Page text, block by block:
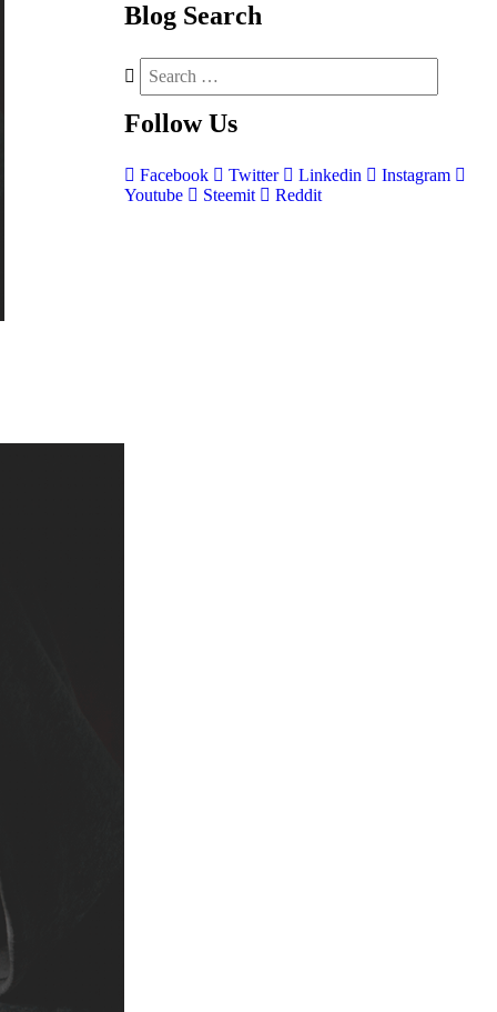
Blog Search
Follow Us
Facebook Twitter Linkedin
Instagram
Youtube
Steemit Reddit